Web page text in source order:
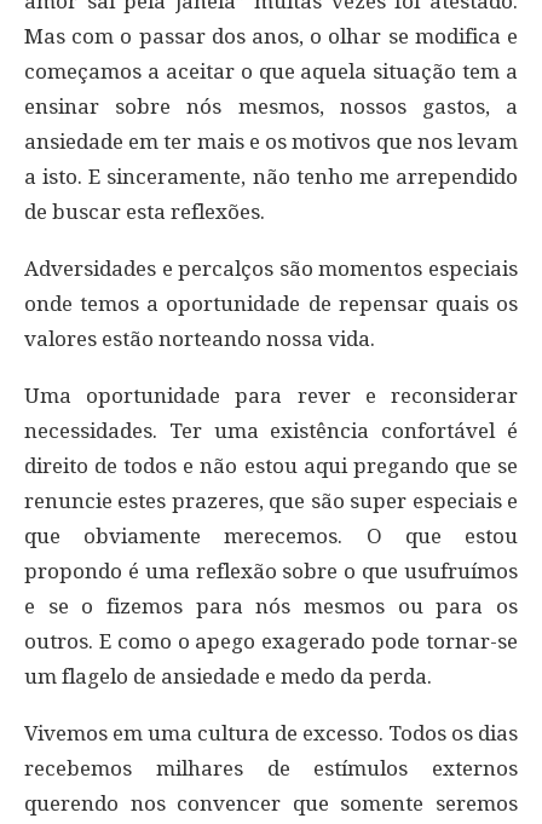
Mas com o passar dos anos, o olhar se modifica e
começamos a aceitar o que aquela situação tem a
ensinar sobre nós mesmos, nossos gastos, a
ansiedade em ter mais e os motivos que nos levam
a isto. E sinceramente, não tenho me arrependido
de buscar esta reflexões.
Adversidades e percalços são momentos especiais
onde temos a oportunidade de repensar quais os
valores estão norteando nossa vida.
Uma oportunidade para rever e reconsiderar
necessidades. Ter uma existência confortável é
direito de todos e não estou aqui pregando que se
renuncie estes prazeres, que são super especiais e
que obviamente merecemos. O que estou
propondo é uma reflexão sobre o que usufruímos
e se o fizemos para nós mesmos ou para os
outros. E como o apego exagerado pode tornar-se
um flagelo de ansiedade e medo da perda.
Vivemos em uma cultura de excesso. Todos os dias
recebemos milhares de estímulos externos
querendo nos convencer que somente seremos